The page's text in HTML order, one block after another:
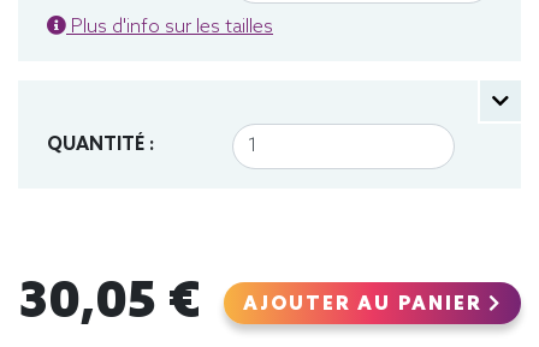
Plus d'info sur les tailles
QUANTITÉ :
30,05 € AJOUTER AU PANIER